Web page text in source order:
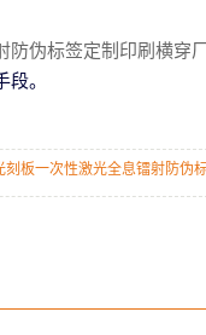
防伪标签定制印刷横穿
。
刻板一次性激光全息镭射防伪